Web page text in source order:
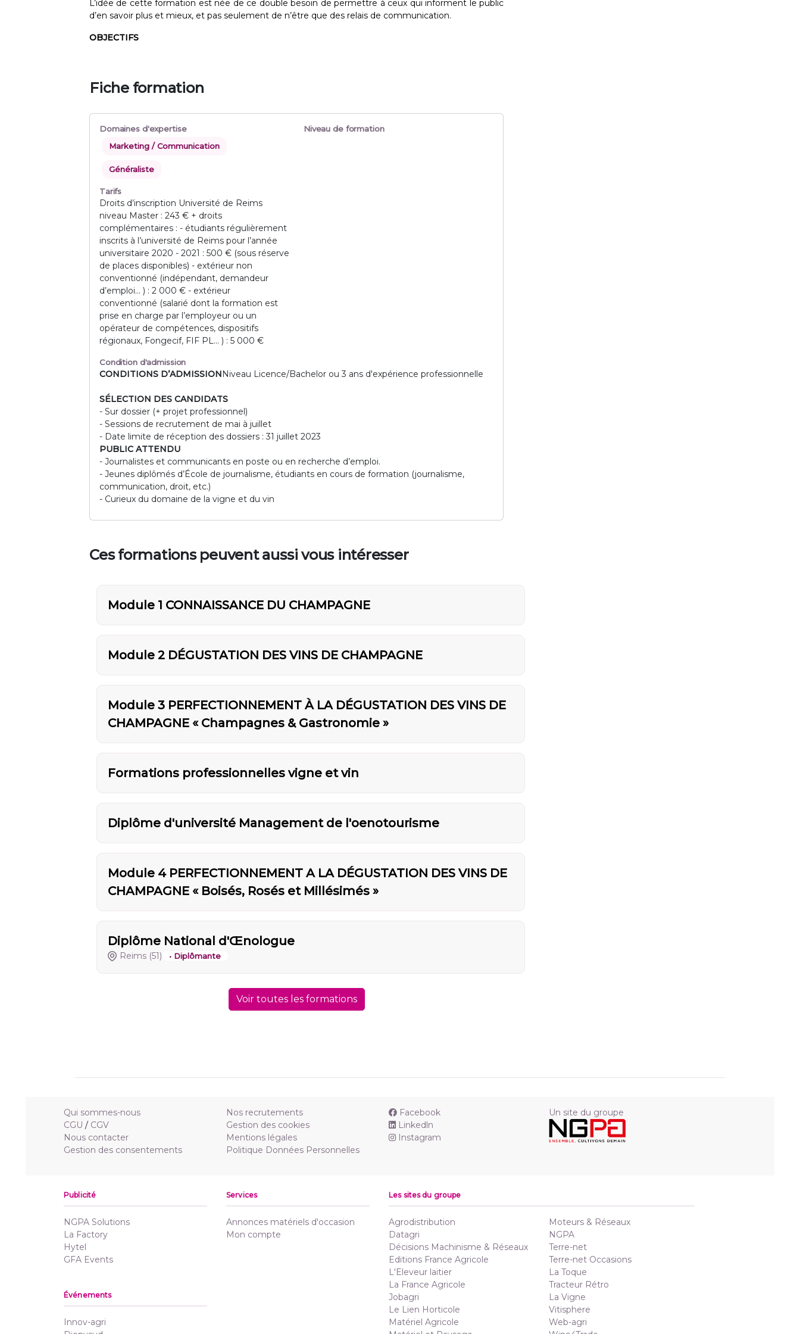
L’idée de cette formation est née de ce double besoin de permettre à ceux qui informent le public
d’en savoir plus et mieux, et pas seulement de n’être que des relais de communication.
OBJECTIFS
Fiche formation
Domaines d'expertise
Marketing / Communication
Généraliste
Niveau de formation
Tarifs
Droits d’inscription Université de Reims
niveau Master : 243 € + droits
complémentaires : - étudiants régulièrement
inscrits à l’université de Reims pour l’année
universitaire 2020 - 2021 : 500 € (sous réserve
de places disponibles) - extérieur non
conventionné (indépendant, demandeur
d’emploi… ) : 2 000 € - extérieur
conventionné (salarié dont la formation est
prise en charge par l’employeur ou un
opérateur de compétences, dispositifs
régionaux, Fongecif, FIF PL… ) : 5 000 €
Condition d'admission
CONDITIONS D’ADMISSION Niveau Licence/Bachelor ou 3 ans d'expérience professionnelle
SÉLECTION DES CANDIDATS
- Sur dossier (+ projet professionnel)
- Sessions de recrutement de mai à juillet
- Date limite de réception des dossiers : 31 juillet 2023
PUBLIC ATTENDU
- Journalistes et communicants en poste ou en recherche d’emploi.
- Jeunes diplômés d’École de journalisme, étudiants en cours de formation (journalisme,
communication, droit, etc.)
- Curieux du domaine de la vigne et du vin
Ces formations peuvent aussi vous intéresser
Module 1 CONNAISSANCE DU CHAMPAGNE
Module 2 DÉGUSTATION DES VINS DE CHAMPAGNE
Module 3 PERFECTIONNEMENT À LA DÉGUSTATION DES VINS DE
CHAMPAGNE « Champagnes & Gastronomie »
Formations professionnelles vigne et vin
Diplôme d'université Management de l'oenotourisme
Module 4 PERFECTIONNEMENT A LA DÉGUSTATION DES VINS DE
CHAMPAGNE « Boisés, Rosés et Millésimés »
Diplôme National d'Œnologue
Reims (51) • Diplômante
Voir toutes les formations
Qui sommes-nous
CGU / CGV
Nous contacter
Gestion des consentements
Nos recrutements
Gestion des cookies
Mentions légales
Politique Données Personnelles
Facebook
Linkedln
Instagram
Un site du groupe
Publicité
NGPA Solutions
La Factory
Hytel
GFA Events
Services
Annonces matériels d'occasion
Mon compte
Événements
Innov-agri
Les sites du groupe
Agrodistribution
Datagri
Décisions Machinisme & Réseaux
Editions France Agricole
L'Eleveur laitier
La France Agricole
Jobagri
Le Lien Horticole
Matériel Agricole
Moteurs & Réseaux
NGPA
Terre-net
Terre-net Occasions
La Toque
Tracteur Rétro
La Vigne
Vitisphere
Web-agri